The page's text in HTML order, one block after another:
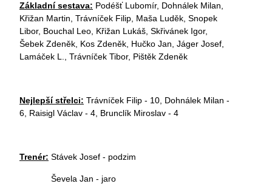
Základní sestava: Podéšť Lubomír, Dohnálek Milan,
Křižan Martin, Trávníček Filip, Maša Luděk, Snopek
Libor, Bouchal Leo, Křižan Lukáš, Skřivánek Igor,
Šebek Zdeněk, Kos Zdeněk, Hučko Jan, Jáger Josef,
Lamáček L., Trávníček Tibor, Pištěk Zdeněk
Nejlepší střelci: Trávníček Filip - 10, Dohnálek Milan -
6, Raisigl Václav - 4, Brunclík Miroslav - 4
Trenér: Stávek Josef - podzim
Ševela Jan - jaro